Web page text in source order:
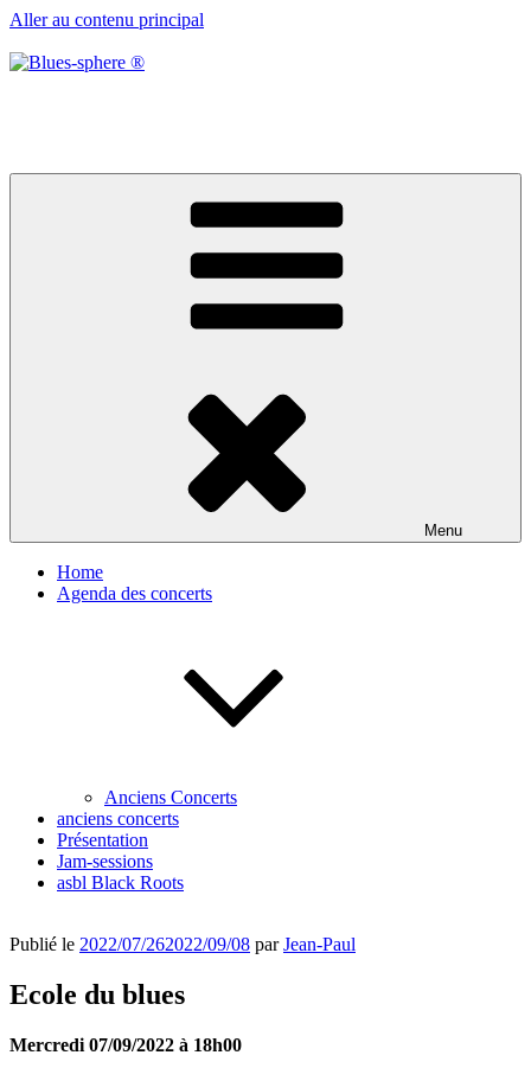
Aller au contenu principal
Menu
Home
Agenda des concerts
Anciens Concerts
anciens concerts
Présentation
Jam-sessions
asbl Black Roots
Publié le 2022/07/262022/09/08 parJean-Paul
Ecole du blues
Mercredi 07/09/2022 à 18h00